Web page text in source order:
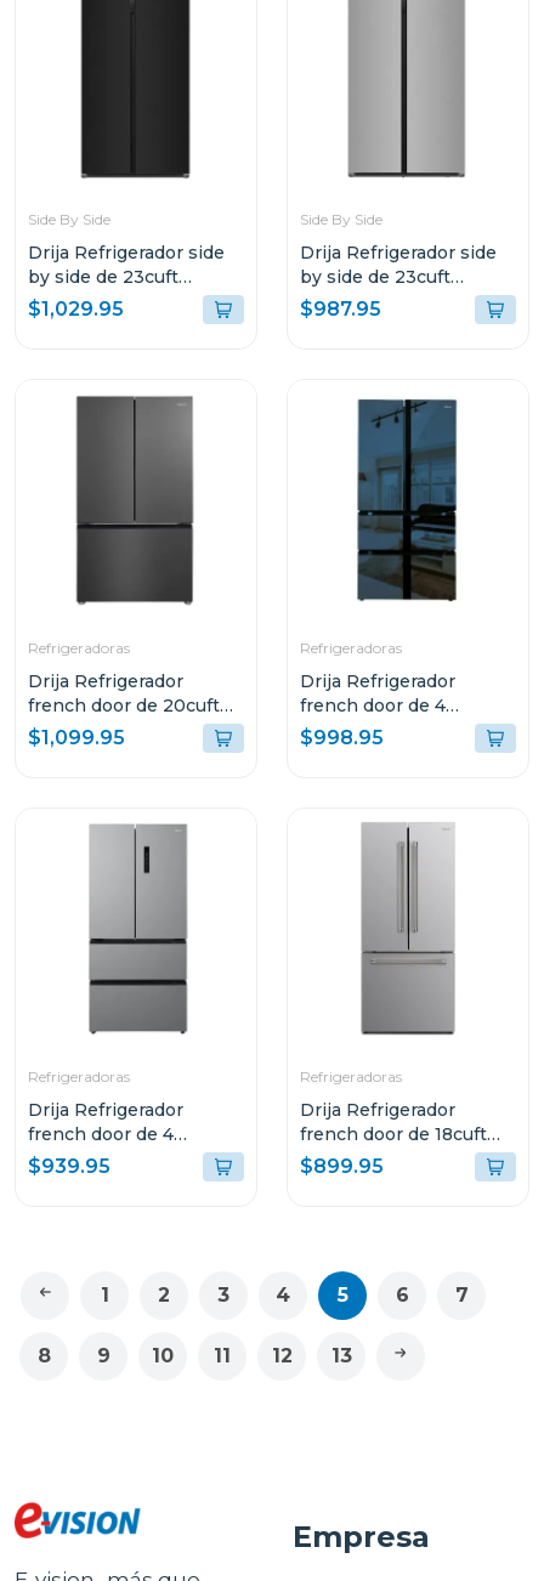
Side By Side
Drija Refrigerador side
by side de 23cuft
inverter diseño vidrio
negro
$1,029.95
Side By Side
Drija Refrigerador side
by side de 23cuft
inverter color acero
$987.95
Refrigeradoras
Drija Refrigerador
french door de 20cuft
inverter diseño acero
black
$1,099.95
Refrigeradoras
Drija Refrigerador
french door de 4
puertas 18cuft inverter
diseño espejo azul
$998.95
Refrigeradoras
Drija Refrigerador
french door de 4
puertas 18cuft inverter
color acero
$939.95
Refrigeradoras
Drija Refrigerador
french door de 18cuft
inverter color acero
INOX18D3P
$899.95
1 2 3 4 5 6 7
8 9 10 11 12 13
Empresa